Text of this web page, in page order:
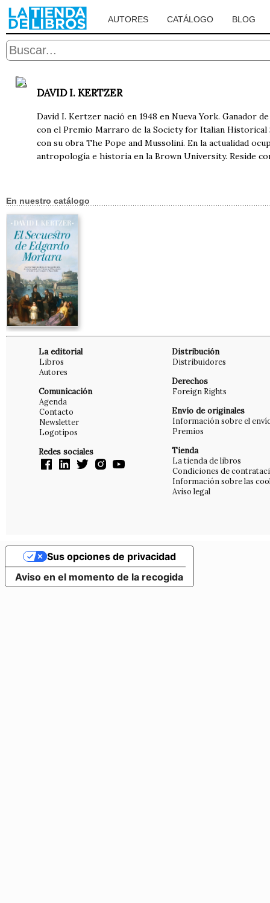
AUTORES CATÁLOGO BLOG
DAVID I. KERTZER
David I. Kertzer nació en 1948 en Nueva York. Ganador
con el Premio Marraro de la Society for Italian
con su obra The Pope and Mussolini. En la actualidad
antropología e historia en la Brown University. Reside
En nuestro catálogo
La editorial
Libros
Autores
Comunicación
Agenda
Contacto
Newsletter
Logotipos
Redes sociales
Distribución
Distribuidores
Derechos
Foreign Rights
Envío de originales
Información sobre el
Premios
Tienda
La tienda de libros
Condiciones de
Información sobre las
Aviso legal
Aviso en el momento de la recogida
Sus opciones de privacidad